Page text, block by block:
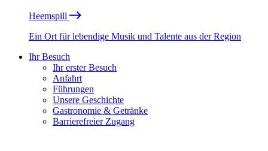
Heemspill
Ein Ort für lebendige Musik und Talente aus der Region
Ihr Besuch
Ihr erster Besuch
Anfahrt
Führungen
Unsere Geschichte
Gastronomie & Getränke
Barrierefreier Zugang